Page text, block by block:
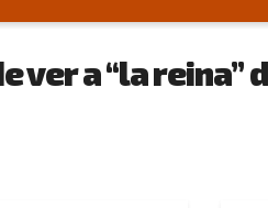
ver a “la